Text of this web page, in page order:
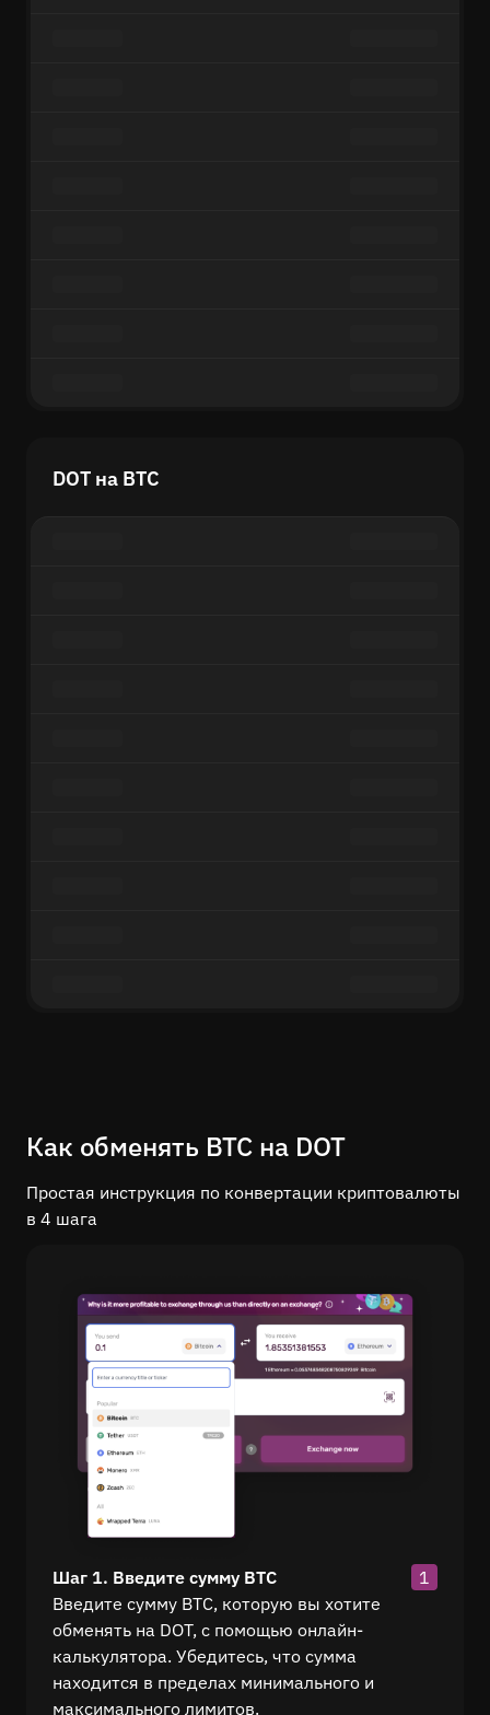
DOT на BTC
Как обменять BTC на DOT
Простая инструкция по конвертации криптовалюты
в 4 шага
Шаг 1. Введите сумму BTC
1
Введите сумму BTC, которую вы хотите
обменять на DOT, с помощью онлайн-
калькулятора. Убедитесь, что сумма
находится в пределах минимального и
максимального лимитов.